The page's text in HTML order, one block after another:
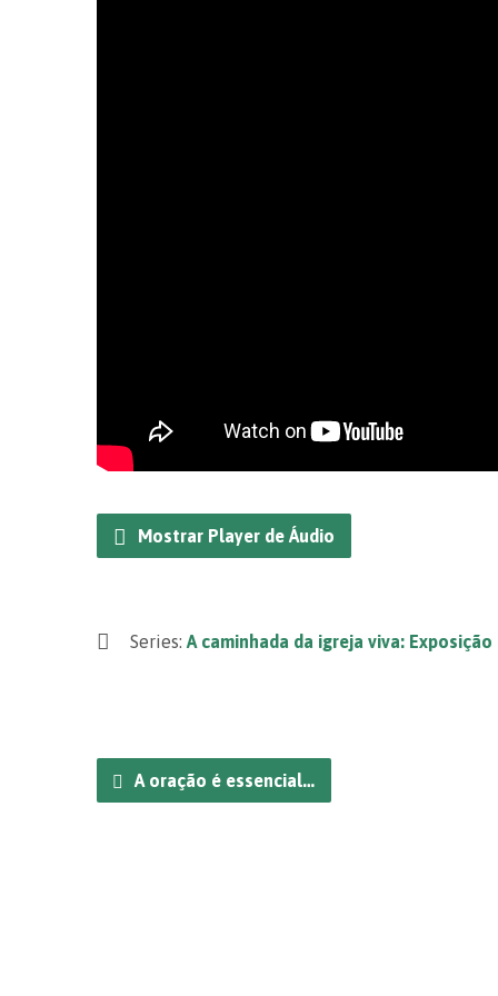
Mostrar Player de Áudio
Series: A caminhada da igreja viva:
A oração é essencial…